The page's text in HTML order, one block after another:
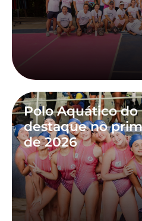
Polo Aquático
destaque no
de 2026